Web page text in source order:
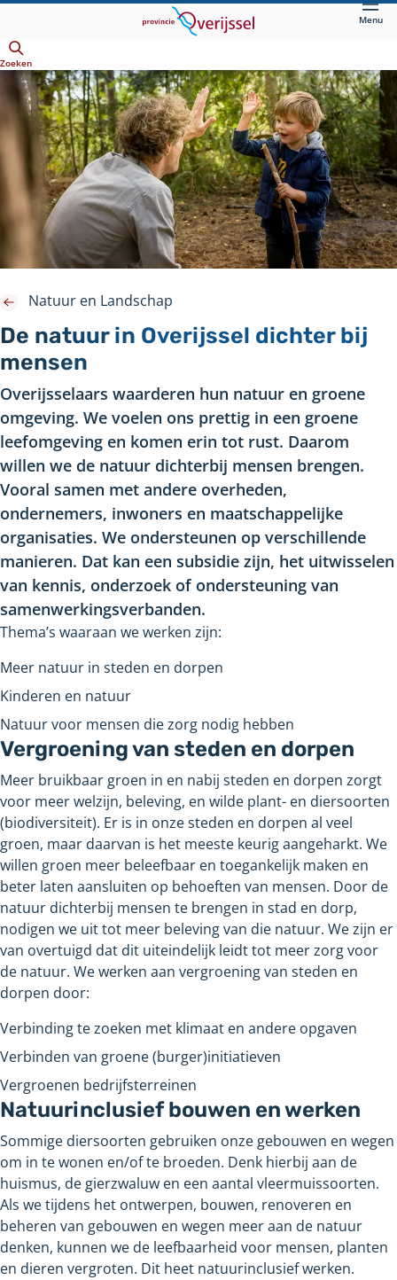
hoofdinhoud
Menu
Zoeken
De natuur in Overijssel dichter bij
mensen
Natuur en Landschap
Overijsselaars waarderen hun natuur en groene
omgeving. We voelen ons prettig in een groene
leefomgeving en komen erin tot rust. Daarom
willen we de natuur dichterbij mensen brengen.
Vooral samen met andere overheden,
ondernemers, inwoners en maatschappelijke
organisaties. We ondersteunen op verschillende
manieren. Dat kan een subsidie zijn, het uitwisselen
van kennis, onderzoek of ondersteuning van
samenwerkingsverbanden.
Thema’s waaraan we werken zijn:
Meer natuur in steden en dorpen
Kinderen en natuur
Natuur voor mensen die zorg nodig hebben
Vergroening van steden en dorpen
Meer bruikbaar groen in en nabij steden en dorpen zorgt
voor meer welzijn, beleving, en wilde plant- en diersoorten
(biodiversiteit). Er is in onze steden en dorpen al veel
groen, maar daarvan is het meeste keurig aangeharkt. We
willen groen meer beleefbaar en toegankelijk maken en
beter laten aansluiten op behoeften van mensen. Door de
natuur dichterbij mensen te brengen in stad en dorp,
nodigen we uit tot meer beleving van die natuur. We zijn er
van overtuigd dat dit uiteindelijk leidt tot meer zorg voor
de natuur. We werken aan vergroening van steden en
dorpen door:
Verbinding te zoeken met klimaat en andere opgaven
Verbinden van groene (burger)initiatieven
Vergroenen bedrijfsterreinen
Natuurinclusief bouwen en werken
Sommige diersoorten gebruiken onze gebouwen en wegen
om in te wonen en/of te broeden. Denk hierbij aan de
huismus, de gierzwaluw en een aantal vleermuissoorten.
Als we tijdens het ontwerpen, bouwen, renoveren en
beheren van gebouwen en wegen meer aan de natuur
denken, kunnen we de leefbaarheid voor mensen, planten
en dieren vergroten. Dit heet natuurinclusief werken.